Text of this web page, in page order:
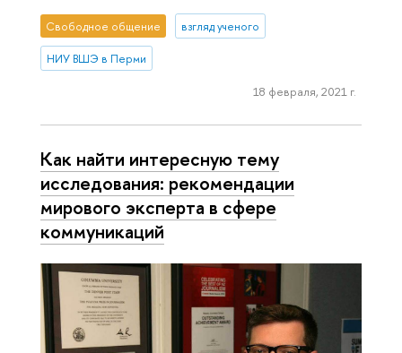
Свободное общение взгляд ученого
НИУ ВШЭ в Перми
18 февраля, 2021 г.
Как найти интересную тему
исследования: рекомендации
мирового эксперта в сфере
коммуникаций